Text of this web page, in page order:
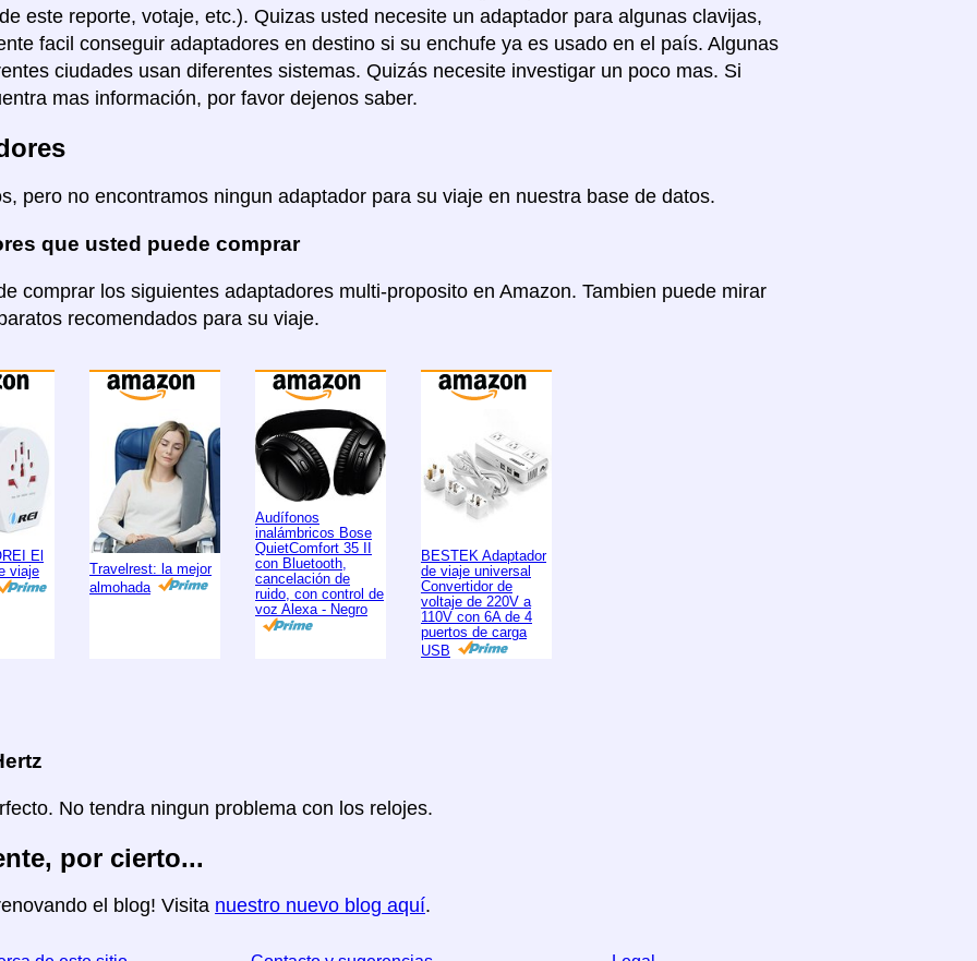
este reporte, votaje, etc.). Quizas usted necesite un adaptador para algunas clavijas,
facil conseguir adaptadores en destino si su enchufe ya es usado en el país. Algunas
ciudades usan diferentes sistemas. Quizás necesite investigar un poco mas. Si
mas información, por favor dejenos saber.
pero no encontramos ningun adaptador para su viaje en nuestra base de datos.
que usted puede comprar
comprar los siguientes adaptadores multi-proposito en Amazon. Tambien puede mirar
recomendados para su viaje.
El
viaje
Travelrest: la mejor
almohada
Audífonos
inalámbricos Bose
QuietComfort 35 II
con Bluetooth,
cancelación de
ruido, con control de
voz Alexa - Negro
BESTEK Adaptador
de viaje universal
Convertidor de
voltaje de 220V a
110V con 6A de 4
puertos de carga
USB
No tendra ningun problema con los relojes.
por cierto...
el blog! Visita nuestro nuevo blog aquí.